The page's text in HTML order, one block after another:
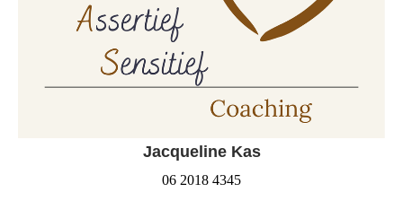
Jacqueline Kas
06 2018 4345